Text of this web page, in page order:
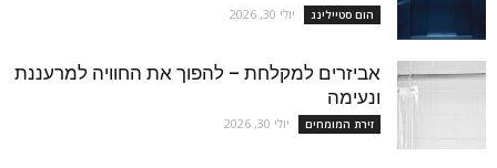
הום סטיילינג יולי 30, 2026
אביזרים למקלחת – להפוך את החוויה למרעננת
ונעימה
זירת המומחים יולי 30, 2026